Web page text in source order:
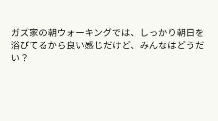
ガズ家の朝ウォーキングでは、しっかり朝日を
浴びてるから良い感じだけど、みんなはどうだ
い？